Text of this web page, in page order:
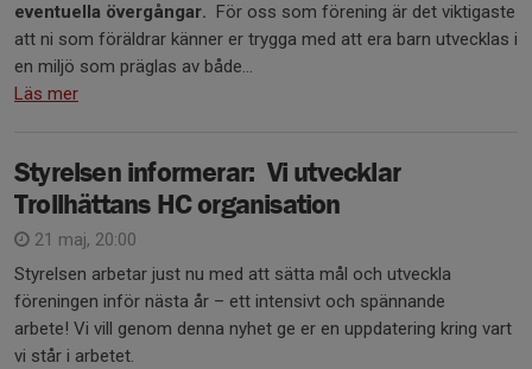
eventuella övergångar. För oss som förening är det viktigaste
att ni som föräldrar känner er trygga med att era barn utvecklas i
en miljö som präglas av både...
Läs mer
Styrelsen informerar: Vi utvecklar
Trollhättans HC organisation
21 maj, 20:00
Styrelsen arbetar just nu med att sätta mål och utveckla
föreningen inför nästa år – ett intensivt och spännande
arbete! Vi vill genom denna nyhet ge er en uppdatering kring vart
vi står i arbetet.